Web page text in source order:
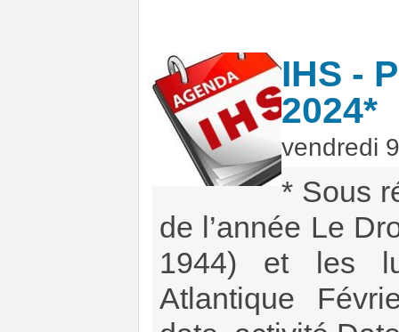
IHS -
2024*
vendredi
* Sous
de l’année Le
1944) et les
Atlantique